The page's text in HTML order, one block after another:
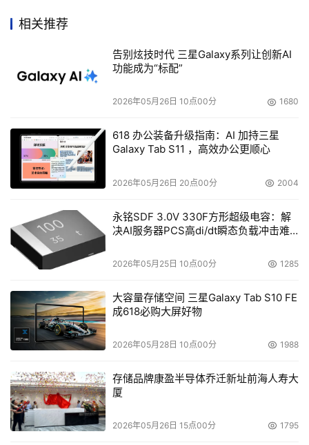
相关推荐
告别炫技时代 三星Galaxy系列让创新AI
功能成为“标配”
2026年05月26日 10点00分 1680
618 办公装备升级指南：AI 加持三星
Galaxy Tab S11 ，高效办公更顺心
2026年05月26日 20点00分 2004
永铭SDF 3.0V 330F方形超级电容：解
决AI服务器PCS高di/dt瞬态负载冲击难
2026年05月25日 10点00分 1285
大容量存储空间 三星Galaxy Tab S10 FE
成618必购大屏好物
2026年05月28日 10点00分 1988
存储品牌康盈半导体乔迁新址前海人寿大
厦
2026年05月26日 15点00分 1795